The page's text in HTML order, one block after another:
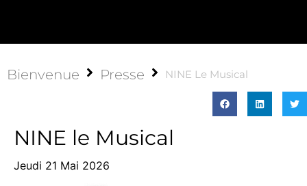
Bienvenue Presse NINE Le Musical
NINE le Musical
Jeudi 21 Mai 2026